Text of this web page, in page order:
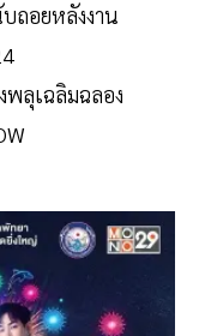
ถอยหลังงาน
พลุเฉลิมฉลอง